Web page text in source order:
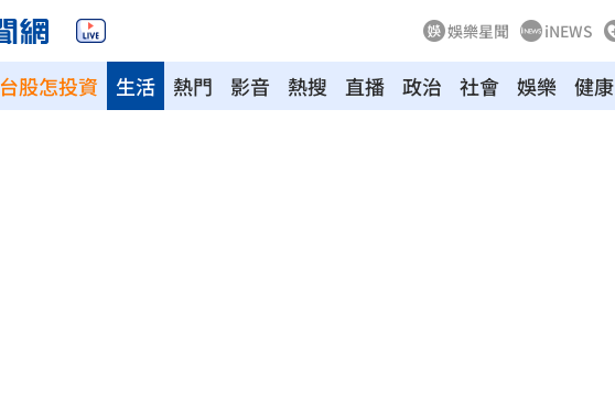
娛樂星聞 iNEWS
台股怎投資 熱門 影音 熱搜 直播 政治 社會 娛樂
生活 健康